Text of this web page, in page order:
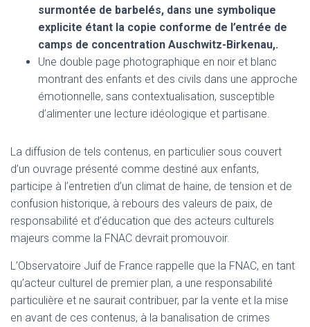
surmontée de barbelés, dans une symbolique
explicite étant la copie conforme de l’entrée de
camps de concentration Auschwitz-Birkenau,.
Une double page photographique en noir et blanc
montrant des enfants et des civils dans une approche
émotionnelle, sans contextualisation, susceptible
d’alimenter une lecture idéologique et partisane.
La diffusion de tels contenus, en particulier sous couvert
d’un ouvrage présenté comme destiné aux enfants,
participe à l’entretien d’un climat de haine, de tension et de
confusion historique, à rebours des valeurs de paix, de
responsabilité et d’éducation que des acteurs culturels
majeurs comme la FNAC devrait promouvoir.
L’Observatoire Juif de France rappelle que la FNAC, en tant
qu’acteur culturel de premier plan, a une responsabilité
particulière et ne saurait contribuer, par la vente et la mise
en avant de ces contenus, à la banalisation de crimes